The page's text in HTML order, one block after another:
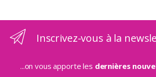
Inscrivez-vous à la
...on vous apporte les dernières